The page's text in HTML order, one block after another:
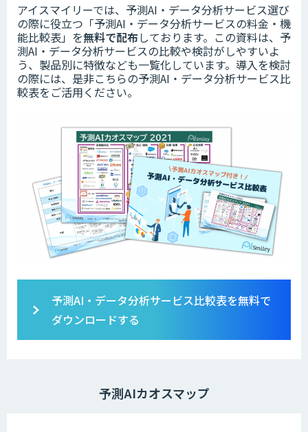
アイスマイリーでは、予測AI・データ分析サービス選び
の際に役立つ「予測AI・データ分析サービスの料金・機
能比較表」を無料で配布しております。この資料は、予
測AI・データ分析サービスの比較や検討がしやすいよ
う、製品別に特徴なども一覧化しています。導入を検討
の際には、是非こちらの予測AI・データ分析サービス比
較表をご活用ください。
予測AI・データ分析サービス比較表を無料で
ダウンロードする
予測AIカオスマップ